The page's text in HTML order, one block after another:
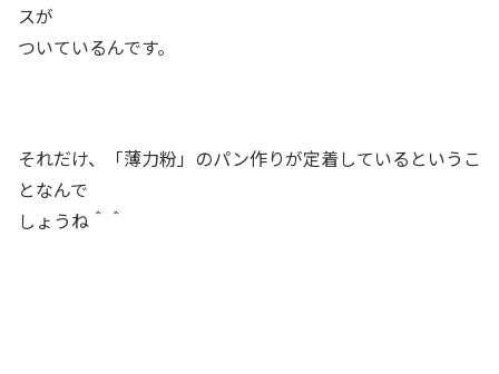
スが
ついているんです。
それだけ、「薄力粉」のパン作りが定着しているというこ
となんで
しょうね＾＾